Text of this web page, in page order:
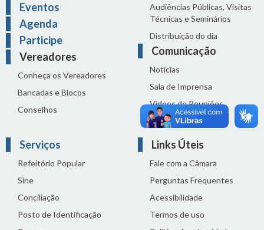
Eventos
Agenda
Participe
Vereadores
Conheça os Vereadores
Bancadas e Blocos
Conselhos
Audiências Públicas, Visitas
Técnicas e Seminários
Distribuição do dia
Comunicação
Notícias
Sala de Imprensa
Vídeos de Reuniões
Solenidades
Serviços
Refeitório Popular
Sine
Conciliação
Posto de Identificação
Links Úteis
Fale com a Câmara
Perguntas Frequentes
Acessibilidade
Termos de uso